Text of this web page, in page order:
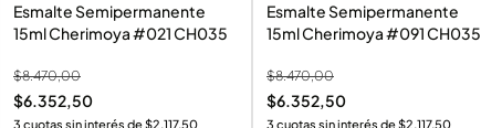
Esmalte Semipermanente
15ml Cherimoya #021 CH035
$8.470,00
$6.352,50
3 cuotas sin interés de $2.117,50
Esmalte Semipermanente
15ml Cherimoya #091 CH035
$8.470,00
$6.352,50
3 cuotas sin interés de $2.117,50